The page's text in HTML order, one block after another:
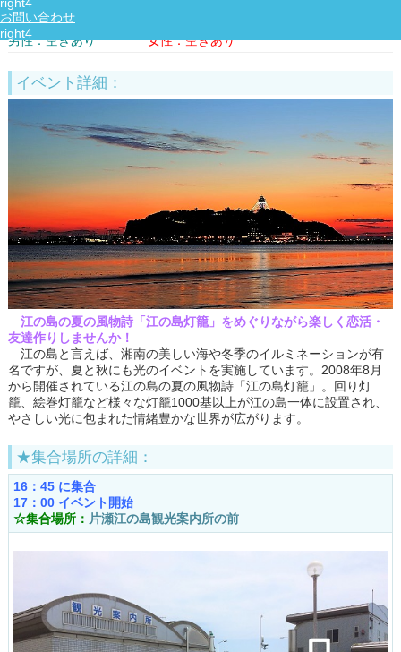
お問い合わせ
募集状況：
男性：空きあり
女性：空きあり
イベント詳細：
江の島の夏の風物詩「江の島灯籠」をめぐりながら楽しく恋活・
友達作りしませんか！
江の島と言えば、湘南の美しい海や冬季のイルミネーションが有
名ですが、夏と秋にも光のイベントを実施しています。2008年8月
から開催されている江の島の夏の風物詩「江の島灯籠」。回り灯
籠、絵巻灯籠など様々な灯籠1000基以上が江の島一体に設置され、
やさしい光に包まれた情緒豊かな世界が広がります。
★集合場所の詳細：
16：45 に集合
17：00 イベント開始
☆集合場所： 片瀬江の島観光案内所の前